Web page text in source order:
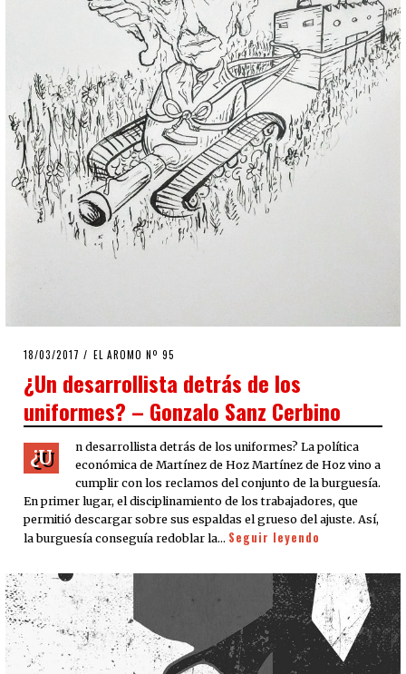
POSTED
18/03/2017 EL AROMO Nº 95
¿Un desarrollista detrás de los
uniformes? – Gonzalo Sanz Cerbino
¿U
n desarrollista detrás de los uniformes? La política
económica de Martínez de Hoz Martínez de Hoz vino a
cumplir con los reclamos del conjunto de la burguesía.
En primer lugar, el disciplinamiento de los trabajadores, que
permitió descargar sobre sus espaldas el grueso del ajuste. Así,
la burguesía conseguía redoblar la… Seguir leyendo